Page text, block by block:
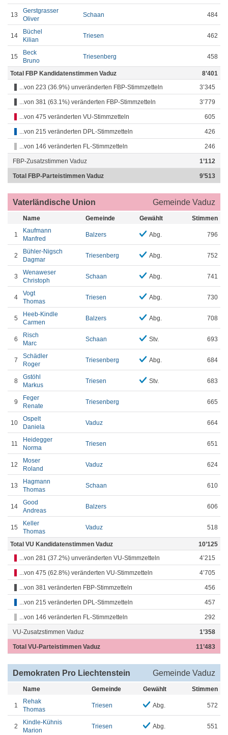
13
Gerstgrasser
Oliver
Schaan 484
14
Büchel
Kilian
Triesen 462
15
Beck
Bruno
Triesenberg 458
Total FBP Kandidatenstimmen Vaduz
8’401
...von 223 (36.9%) unveränderten FBP-Stimmzetteln
3’345
...von 381 (63.1%) veränderten FBP-Stimmzetteln 3’779
...von 475 veränderten VU-Stimmzetteln 605
...von 215 veränderten DPL-Stimmzetteln 426
...von 146 veränderten FL-Stimmzetteln 246
FBP-Zusatzstimmen Vaduz 1’112
Total FBP-Parteistimmen Vaduz 9’513
Vaterländische Union Gemeinde Vaduz
Name Gemeinde Gewählt Stimmen
1
Kaufmann
Manfred
Balzers Abg. 796
2
Bühler-Nigsch
Dagmar
Triesenberg Abg. 752
3
Wenaweser
Christoph
Schaan Abg. 741
4
Vogt
Thomas
Triesen Abg. 730
5
Heeb-Kindle
Carmen
Balzers Abg. 708
6
Risch
Marc
Schaan Stv. 693
7
Schädler
Roger
Triesenberg Abg. 684
8
Gstöhl
Markus
Triesen Stv. 683
9
Feger
Renate
Triesenberg 665
10
Ospelt
Daniela
Vaduz 664
11
Heidegger
Norma
Triesen 651
12
Moser
Roland
Vaduz 624
13
Hagmann
Thomas
Schaan 610
14
Good
Andreas
Balzers 606
15
Keller
Thomas
Vaduz 518
Total VU Kandidatenstimmen Vaduz
10’125
...von 281 (37.2%) unveränderten VU-Stimmzetteln
4’215
...von 475 (62.8%) veränderten VU-Stimmzetteln 4’705
...von 381 veränderten FBP-Stimmzetteln 456
...von 215 veränderten DPL-Stimmzetteln 457
...von 146 veränderten FL-Stimmzetteln 292
VU-Zusatzstimmen Vaduz 1’358
Total VU-Parteistimmen Vaduz 11’483
Demokraten Pro Liechtenstein Gemeinde Vaduz
Name Gemeinde Gewählt Stimmen
1
Rehak
Thomas
Triesen Abg. 572
2
Kindle-Kühnis
Marion
Triesen Abg. 551